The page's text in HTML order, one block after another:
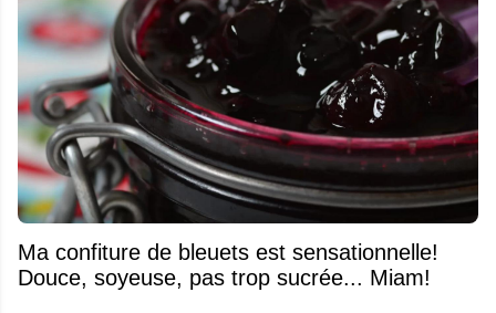
Ma confiture de bleuets est sensationnelle!
Douce, soyeuse, pas trop sucrée... Miam!